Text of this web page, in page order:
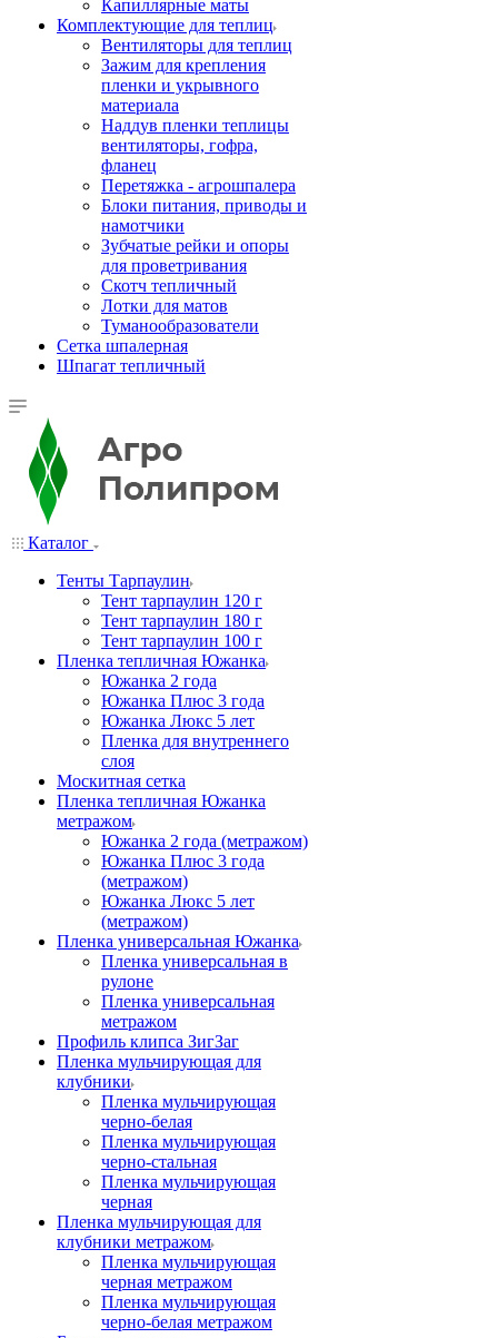
Капиллярные маты
Комплектующие для теплиц
Вентиляторы для теплиц
Зажим для крепления
пленки и укрывного
материала
Наддув пленки теплицы
вентиляторы, гофра,
фланец
Перетяжка - агрошпалера
Блоки питания, приводы и
намотчики
Зубчатые рейки и опоры
для проветривания
Скотч тепличный
Лотки для матов
Туманообразователи
Сетка шпалерная
Шпагат тепличный
Каталог
Тенты Тарпаулин
Тент тарпаулин 120 г
Тент тарпаулин 180 г
Тент тарпаулин 100 г
Пленка тепличная Южанка
Южанка 2 года
Южанка Плюс 3 года
Южанка Люкс 5 лет
Пленка для внутреннего
слоя
Москитная сетка
Пленка тепличная Южанка
метражом
Южанка 2 года (метражом)
Южанка Плюс 3 года
(метражом)
Южанка Люкс 5 лет
(метражом)
Пленка универсальная Южанка
Пленка универсальная в
рулоне
Пленка универсальная
метражом
Профиль клипса ЗигЗаг
Пленка мульчирующая для
клубники
Пленка мульчирующая
черно-белая
Пленка мульчирующая
черно-стальная
Пленка мульчирующая
черная
Пленка мульчирующая для
клубники метражом
Пленка мульчирующая
черная метражом
Пленка мульчирующая
черно-белая метражом